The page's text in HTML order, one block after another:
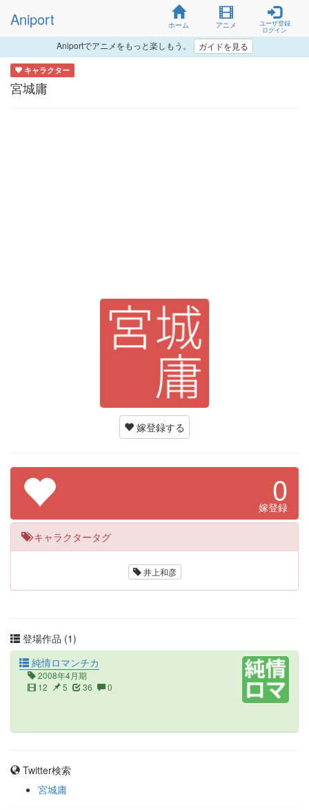
Aniport ホーム アニメ
ユーザ登録
ログイン
Aniportでアニメをもっと楽しもう。 ガイドを見る
キャラクター
宮城庸
嫁登録する
0
嫁登録
キャラクタータグ
井上和彦
登場作品 (1)
純情ロマンチカ
2008年4月期
12
5 36 0
Twitter検索
宮城庸